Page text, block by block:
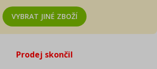
VYBRAT JINÉ ZBOŽÍ
Prodej skončil